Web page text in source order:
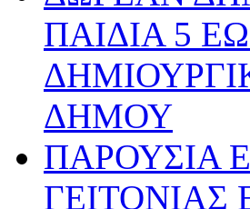
ΠΑΙΔΙΑ 5
ΔΗΜΟΥ
ΠΑΡΟΥΣΙΑ
ΓΕΙΤΟΝΙΑΣ